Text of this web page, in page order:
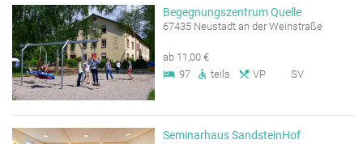
Begegnungszentrum Quelle
67435 Neustadt an der Weinstraße
ab 11,00 €
97
teils VP SV
Seminarhaus SandsteinHof